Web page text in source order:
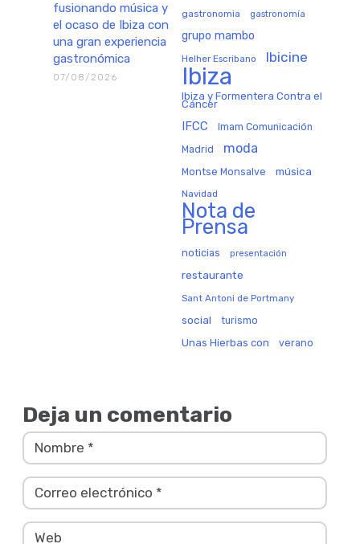
fusionando música y
el ocaso de Ibiza con
una gran experiencia
gastronómica
07/08/2026
gastronomia gastronomía
grupo mambo
Helher Escribano Ibicine
Ibiza
Ibiza y Formentera Contra el
Cáncer
IFCC Imam Comunicación
Madrid moda
Montse Monsalve música
Navidad
Nota de
Prensa
noticias presentación
restaurante
Sant Antoni de Portmany
social turismo
Unas Hierbas con verano
Deja un comentario